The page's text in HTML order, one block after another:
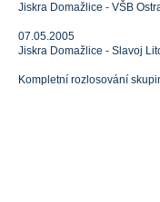
Jiskra Domažlice - VŠB
07.05.2005
Jiskra Domažlice - Slavoj
Kompletní rozlosování